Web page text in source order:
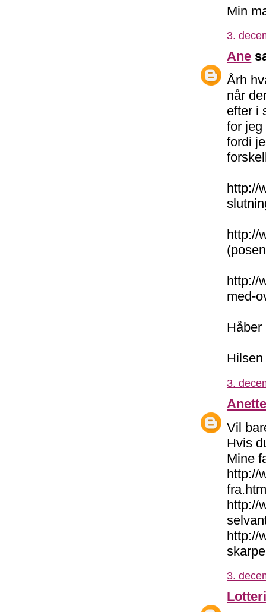
Min
3.
Ane
Årh
når
efter i
for jeg
fordi
http://
http://
http://
med-
Håber
3.
Vil
Hvis
Mine
http://
http://
http://
3.